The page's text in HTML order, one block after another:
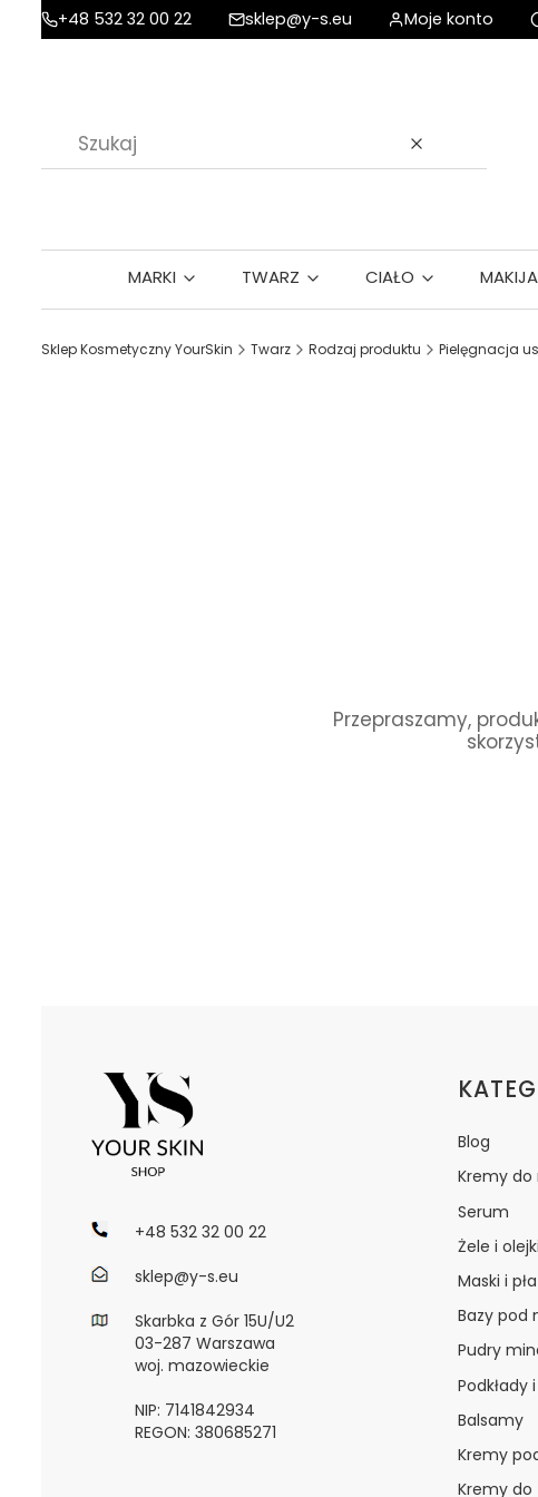
+48 532 32 00 22 sklep@y-s.eu Moje konto
Wyczyść
MARKI TWARZ CIAŁO
Sklep Kosmetyczny YourSkin Twarz Rodzaj produktu Pielęgnacja
Przepraszamy,
+48 532 32 00 22
sklep@y-s.eu
Skarbka z Gór 15U/U2
03-287 Warszawa
woj. mazowieckie
NIP: 7141842934
REGON: 380685271
Linki
Blog
Kremy do
Serum
Żele i
Maski i
Bazy pod
Pudry
Podkłady
Balsamy
Kremy
Kremy do